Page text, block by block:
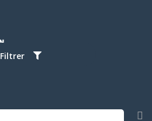
Filtrer